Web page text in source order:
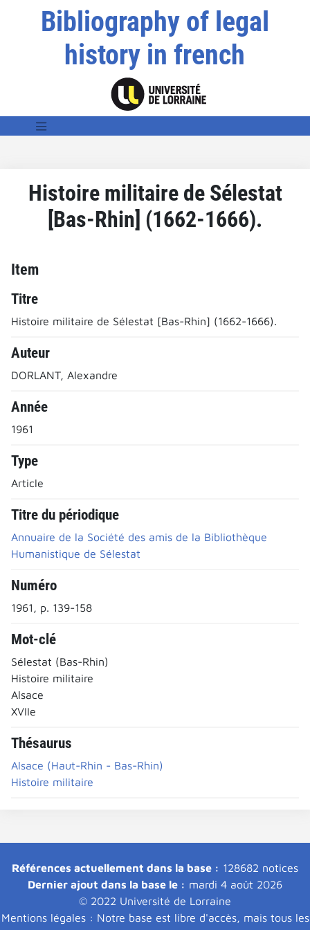
Bibliography of legal
history in french
Histoire militaire de Sélestat
[Bas-Rhin] (1662-1666).
Item
Titre
Histoire militaire de Sélestat [Bas-Rhin] (1662-1666).
Auteur
DORLANT, Alexandre
Année
1961
Type
Article
Titre du périodique
Annuaire de la Société des amis de la Bibliothèque
Humanistique de Sélestat
Numéro
1961, p. 139-158
Mot-clé
Sélestat (Bas-Rhin)
Histoire militaire
Alsace
XVIIe
Thésaurus
Alsace (Haut-Rhin - Bas-Rhin)
Histoire militaire
Références actuellement dans la base : 128682 notices
Dernier ajout dans la base le : mardi 4 août 2026
© 2022 Université de Lorraine
Mentions légales : Notre base est libre d'accès, mais tous les